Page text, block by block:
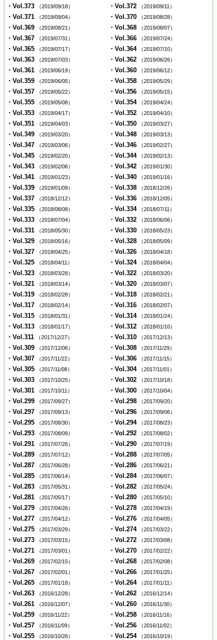
・Vol.373 （2019/09/18） ・Vol.372 （2019/09/11）
・Vol.371 （2019/09/04） ・Vol.370 （2019/08/28）
・Vol.369 （2019/08/21） ・Vol.368 （2019/08/07）
・Vol.367 （2019/07/31） ・Vol.366 （2019/07/24）
・Vol.365 （2019/07/17） ・Vol.364 （2019/07/10）
・Vol.363 （2019/07/03） ・Vol.362 （2019/06/26）
・Vol.361 （2019/06/19） ・Vol.360 （2019/06/12）
・Vol.359 （2019/06/05） ・Vol.358 （2019/05/29）
・Vol.357 （2019/05/22） ・Vol.356 （2019/05/15）
・Vol.355 （2019/05/08） ・Vol.354 （2019/04/24）
・Vol.353 （2019/04/17） ・Vol.352 （2019/04/10）
・Vol.351 （2019/04/03） ・Vol.350 （2019/03/27）
・Vol.349 （2019/03/20） ・Vol.348 （2019/03/13）
・Vol.347 （2019/03/06） ・Vol.346 （2019/02/27）
・Vol.345 （2019/02/20） ・Vol.344 （2019/02/13）
・Vol.343 （2019/02/06） ・Vol.342 （2019/01/30）
・Vol.341 （2019/01/23） ・Vol.340 （2019/01/16）
・Vol.339 （2019/01/09） ・Vol.338 （2018/12/26）
・Vol.337 （2018/12/12） ・Vol.336 （2018/12/05）
・Vol.335 （2018/08/08） ・Vol.334 （2018/07/11）
・Vol.333 （2018/07/04） ・Vol.332 （2018/06/06）
・Vol.331 （2018/05/30） ・Vol.330 （2018/05/23）
・Vol.329 （2018/05/16） ・Vol.328 （2018/05/09）
・Vol.327 （2018/04/25） ・Vol.326 （2018/04/18）
・Vol.325 （2018/04/11） ・Vol.324 （2018/04/04）
・Vol.323 （2018/03/28） ・Vol.322 （2018/03/20）
・Vol.321 （2018/03/14） ・Vol.320 （2018/03/07）
・Vol.319 （2018/02/28） ・Vol.318 （2018/02/21）
・Vol.317 （2018/02/14） ・Vol.316 （2018/02/07）
・Vol.315 （2018/01/31） ・Vol.314 （2018/01/24）
・Vol.313 （2018/01/17） ・Vol.312 （2018/01/10）
・Vol.311 （2017/12/27） ・Vol.310 （2017/12/13）
・Vol.309 （2017/12/06） ・Vol.308 （2017/11/29）
・Vol.307 （2017/11/22） ・Vol.306 （2017/11/15）
・Vol.305 （2017/11/08） ・Vol.304 （2017/11/01）
・Vol.303 （2017/10/25） ・Vol.302 （2017/10/18）
・Vol.301 （2017/10/11） ・Vol.300 （2017/10/04）
・Vol.299 （2017/09/27） ・Vol.298 （2017/09/20）
・Vol.297 （2017/09/13） ・Vol.296 （2017/09/06）
・Vol.295 （2017/08/30） ・Vol.294 （2017/08/23）
・Vol.293 （2017/08/09） ・Vol.292 （2017/08/02）
・Vol.291 （2017/07/26） ・Vol.290 （2017/07/19）
・Vol.289 （2017/07/12） ・Vol.288 （2017/07/05）
・Vol.287 （2017/06/28） ・Vol.286 （2017/06/21）
・Vol.285 （2017/06/14） ・Vol.284 （2017/06/07）
・Vol.283 （2017/05/31） ・Vol.282 （2017/05/24）
・Vol.281 （2017/05/17） ・Vol.280 （2017/05/10）
・Vol.279 （2017/04/26） ・Vol.278 （2017/04/19）
・Vol.277 （2017/04/12） ・Vol.276 （2017/04/05）
・Vol.275 （2017/03/29） ・Vol.274 （2017/03/22）
・Vol.273 （2017/03/15） ・Vol.272 （2017/03/08）
・Vol.271 （2017/03/01） ・Vol.270 （2017/02/22）
・Vol.269 （2017/02/15） ・Vol.268 （2017/02/08）
・Vol.267 （2017/02/01） ・Vol.266 （2017/01/25）
・Vol.265 （2017/01/18） ・Vol.264 （2017/01/11）
・Vol.263 （2016/12/28） ・Vol.262 （2016/12/14）
・Vol.261 （2016/12/07） ・Vol.260 （2016/11/30）
・Vol.259 （2016/11/22） ・Vol.258 （2016/11/16）
・Vol.257 （2016/11/09） ・Vol.256 （2016/11/02）
・Vol.255 （2016/10/26） ・Vol.254 （2016/10/19）